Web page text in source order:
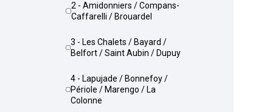
2 - Amidonniers / Compans-
Caffarelli / Brouardel
3 - Les Chalets / Bayard /
Belfort / Saint Aubin / Dupuy
4 - Lapujade / Bonnefoy /
Périole / Marengo / La
Colonne